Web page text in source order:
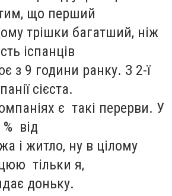
тим, що перший
трішки багатший, ніж
іспанців
з 9 години ранку. З 2-ї
сієста.
є такі перерви. У
від
і житло, ну в цілому
тільки я,
доньку.